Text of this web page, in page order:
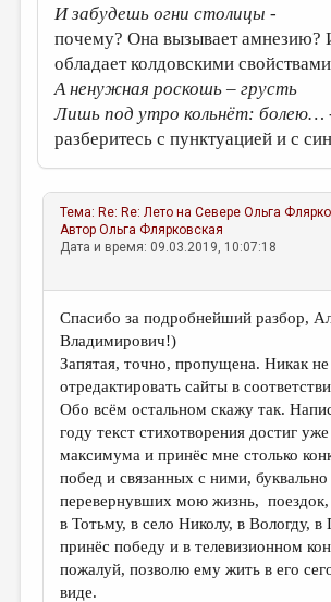
И забудешь огни столицы -
почему? Она вызывает амнезию?
обладает колдовскими
А ненужная роскошь – грусть
Лишь под утро кольнёт: болею…
разберитесь с пунктуацией и с
Тема: Re: Re: Лето на Севере Ольга
АвторОльга Флярковская
Дата и время: 09.03.2019, 10:07:18
Спасибо за подробнейший разбор,
Владимирович!)
Запятая, точно, пропущена. Никак не
отредактировать сайты в
Обо всём остальном скажу так.
году текст стихотворения достиг уже
максимума и принёс мне столько
побед и связанных с ними, буквально
перевернувших мою жизнь, поездок,
в Тотьму, в село Николу, в Вологду, в
принёс победу и в телевизионном
пожалуй, позволю ему жить в его
виде.